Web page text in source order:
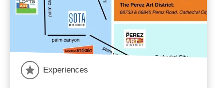
Experiences